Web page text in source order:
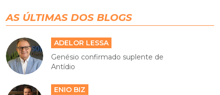
AS ÚLTIMAS DOS BLOGS
ADELOR LESSA
Genésio confirmado suplente de
Antídio
ENIO BIZ